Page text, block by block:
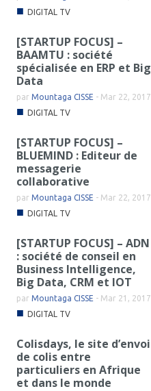
■ DIGITAL TV
[STARTUP FOCUS] –
BAAMTU : société
spécialisée en ERP et Big
Data
parMountaga CISSE - Mar 22, 2017
■ DIGITAL TV
[STARTUP FOCUS] –
BLUEMIND : Editeur de
messagerie
collaborative
parMountaga CISSE - Mar 22, 2017
■ DIGITAL TV
[STARTUP FOCUS] – ADN
: société de conseil en
Business Intelligence,
Big Data, CRM et IOT
parMountaga CISSE - Mar 21, 2017
■ DIGITAL TV
Colisdays, le site d’envoi
de colis entre
particuliers en Afrique
et dans le monde